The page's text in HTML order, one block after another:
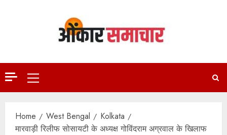
Primary
Menu
Home West Bengal
Kolkata
मारवाड़ी रिलीफ सोसायटी के अध्‍यक्ष गोविंदराम अग्रवाल के खिलाफ